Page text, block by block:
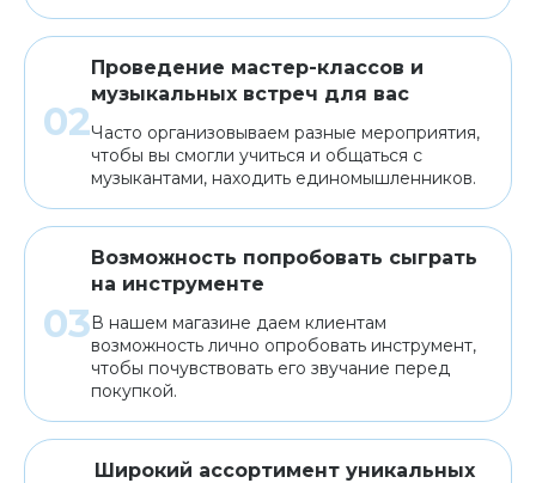
Проведение мастер-классов и
музыкальных встреч для вас
Часто организовываем разные мероприятия,
чтобы вы смогли учиться и общаться с
музыкантами, находить единомышленников.
Возможность попробовать сыграть
на инструменте
В нашем магазине даем клиентам
возможность лично опробовать инструмент,
чтобы почувствовать его звучание перед
покупкой.
Широкий ассортимент уникальных